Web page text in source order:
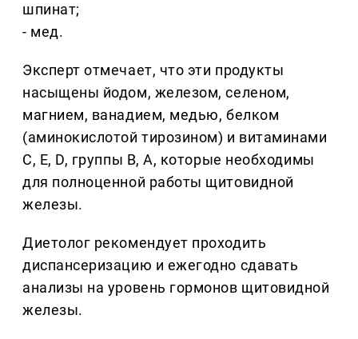
шпинат;
- мед.
Эксперт отмечает, что эти продукты
насыщены йодом, железом, селеном,
магнием, ванадием, медью, белком
(аминокислотой тирозином) и витаминами
С, E, D, группы B, A, которые необходимы
для полноценной работы щитовидной
железы.
Диетолог рекомендует проходить
диспансеризацию и ежегодно сдавать
анализы на уровень гормонов щитовидной
железы.